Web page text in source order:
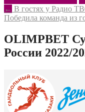
Post
navigation
← В гостях у Радио
Победила команда из
OLIMPBET
России 2022/